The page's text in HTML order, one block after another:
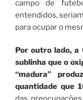
campo de
entendidos,
para ocupar o
Por outro lado, a
sublinha que o
“madura”
quantidade que